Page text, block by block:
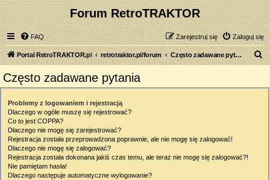
Forum RetroTRAKTOR
FAQ Zaloguj się
Zarejestruj się
Portal RetroTRAKTOR.pl retrotraktor.pl/forum Często zadawane pytania
Często zadawane pytania
Problemy z logowaniem i rejestracją
Dlaczego w ogóle muszę się rejestrować?
Co to jest COPPA?
Dlaczego nie mogę się zarejestrować?
Rejestracja została przeprowadzona poprawnie, ale nie mogę się zalogować!
Dlaczego nie mogę się zalogować?
Rejestracja została dokonana jakiś czas temu, ale teraz nie mogę się zalogować?!
Nie pamiętam hasła!
Dlaczego następuje automatyczne wylogowanie?